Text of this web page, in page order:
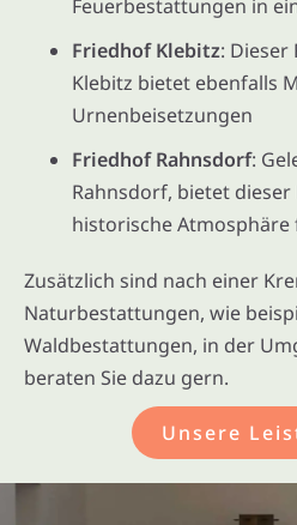
Feuerbestattungen in
Friedhof Klebitz:
Klebitz bietet ebenfalls
Urnenbeisetzungen
Friedhof Rahnsdorf:
Rahnsdorf, bietet
historische
Zusätzlich sind nach einer
Naturbestattungen, wie
Waldbestattungen, in der
beraten Sie dazu gern.
Unsere